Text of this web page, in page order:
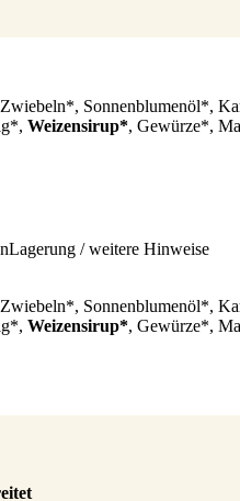
Sonnenblumenöl*,
Weizensirup*, Gewürze*,
Lagerung / weitere Hinweise
Sonnenblumenöl*,
Weizensirup*, Gewürze*,